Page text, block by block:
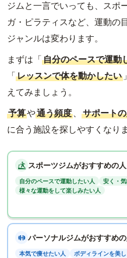
ジムと一言でいっても、スポ
ガ・ピラティスなど、運動の
ジャンルは変わります。
まずは「自分のペースで運動
「レッスンで体を動かしたい
えてみましょう。
予算や通う頻度 、 サポート
に合う施設を探しやすくなりま
スポーツジムがおすすめの人
自分のペースで運動したい人
安く・
様々な運動をして楽しみたい人
パーソナルジムがおすすめの
本気で痩せたい人 ボディラインを美